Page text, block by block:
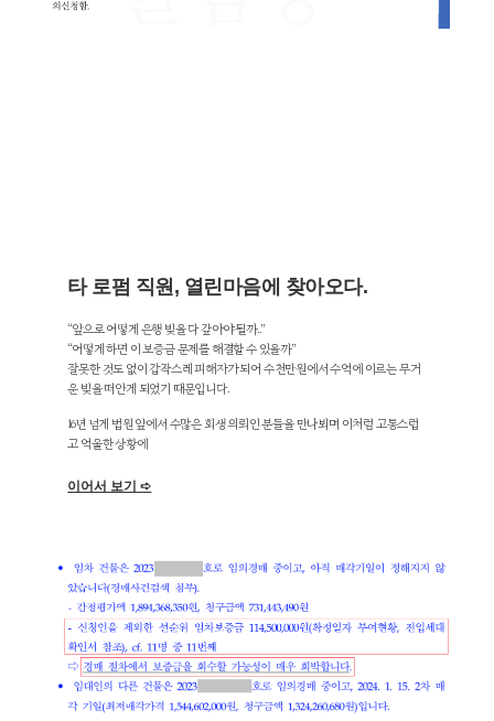
타 로펌 직원, 열린마음에 찾아오다.
“앞으로 어떻게 은행 빚을 다 갚아야 될까..”
“어떻게 하면 이 보증금 문제를 해결할 수 있을까”
잘못한 것도 없이 갑작스레 피해자가 되어 수천만원에서 수억에 이르는 무거
운 빚을 떠안게 되었기 때문입니다.
16년 넘게 법원 앞에서 수많은 회생 의뢰인 분들을 만나뵈며 이처럼 고통스럽
고 억울한 상황에
이어서 보기 ➪